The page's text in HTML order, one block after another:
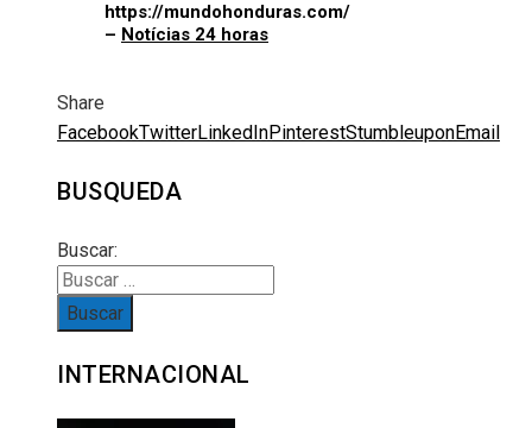
https://mundohonduras.com/
– Notícias 24 horas
Share
FacebookTwitterLinkedInPinterestStumbleuponEmail
BUSQUEDA
Buscar:
INTERNACIONAL